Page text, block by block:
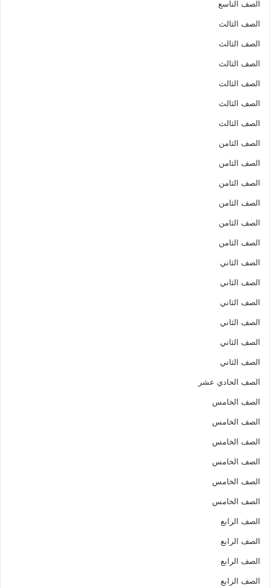
الصف التاسع
الصف الثالث
الصف الثالث
الصف الثالث
الصف الثالث
الصف الثالث
الصف الثالث
الصف الثامن
الصف الثامن
الصف الثامن
الصف الثامن
الصف الثامن
الصف الثامن
الصف الثاني
الصف الثاني
الصف الثاني
الصف الثاني
الصف الثاني
الصف الثاني
الصف الحادي عشر
الصف الخامس
الصف الخامس
الصف الخامس
الصف الخامس
الصف الخامس
الصف الخامس
الصف الرابع
الصف الرابع
الصف الرابع
الصف الرابع